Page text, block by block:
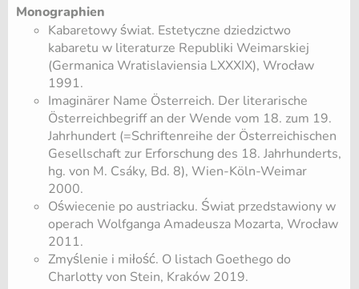
Monographien
Kabaretowy świat. Estetyczne dziedzictwo
kabaretu w literaturze Republiki Weimarskiej
(Germanica Wratislaviensia LXXXIX), Wrocław
1991.
Imaginärer Name Österreich. Der literarische
Österreichbegriff an der Wende vom 18. zum 19.
Jahrhundert (=Schriftenreihe der Österreichischen
Gesellschaft zur Erforschung des 18. Jahrhunderts,
hg. von M. Csáky, Bd. 8), Wien-Köln-Weimar
2000.
Oświecenie po austriacku. Świat przedstawiony w
operach Wolfganga Amadeusza Mozarta, Wrocław
2011.
Zmyślenie i miłość. O listach Goethego do
Charlotty von Stein, Kraków 2019.